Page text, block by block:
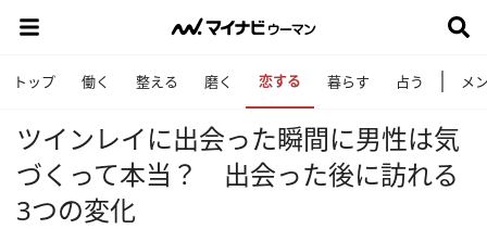
トップ 働く 整える 磨く 恋する 暮らす 占う メ
ツインレイに出会った瞬間に男性は気
づくって本当？ 出会った後に訪れる
3つの変化